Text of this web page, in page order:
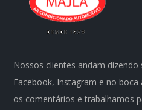
Nossos clientes andam
Facebook, Instagram e no
os comentários e trabalhamos